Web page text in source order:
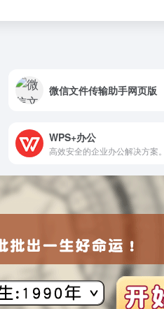
微信文件传输助手网页版
WPS+办公
高效安全的企业办公解决方案。